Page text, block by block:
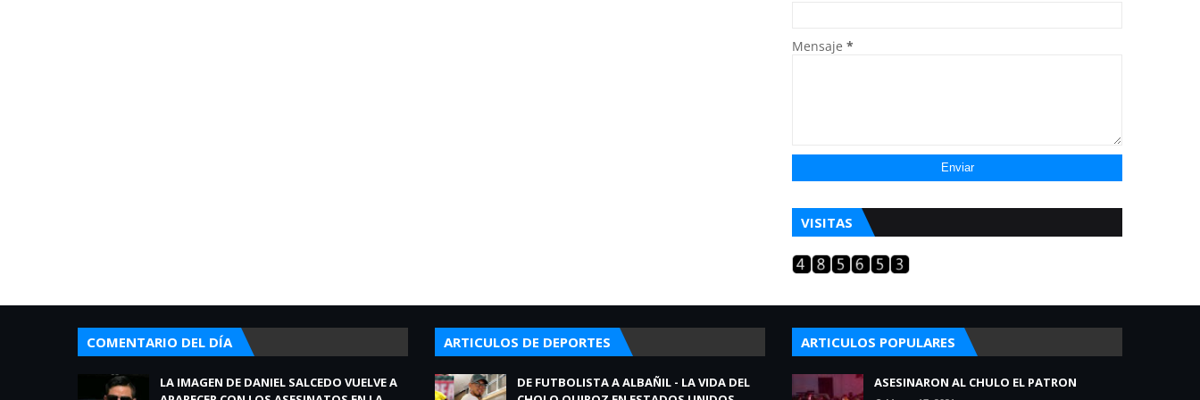
Mensaje *
VISITAS
COMENTARIO DEL DÍA
LA IMAGEN DE DANIEL SALCEDO VUELVE A
ARTICULOS DE DEPORTES
DE FUTBOLISTA A ALBAÑIL - LA VIDA DEL
ARTICULOS POPULARES
ASESINARON AL CHULO EL PATRON